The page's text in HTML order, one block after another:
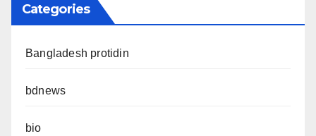
Categories
Bangladesh protidin
bdnews
bio